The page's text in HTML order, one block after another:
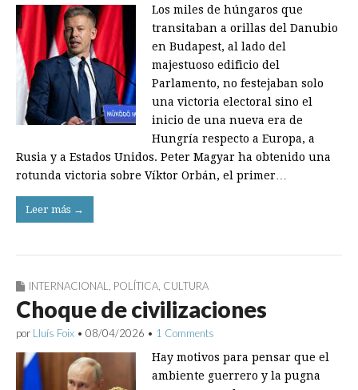
Los miles de húngaros que
transitaban a orillas del Danubio
en Budapest, al lado del
majestuoso edificio del
Parlamento, no festejaban solo
una victoria electoral sino el
inicio de una nueva era de
Hungría respecto a Europa, a
Rusia y a Estados Unidos. Peter Magyar ha obtenido una
rotunda victoria sobre Víktor Orbán, el primer…
Leer más →
INTERNACIONAL POLÍTICA CULTURA
Choque de civilizaciones
por Lluís Foix • 08/04/2026 • 1 Comments
Hay motivos para pensar que el
ambiente guerrero y la pugna